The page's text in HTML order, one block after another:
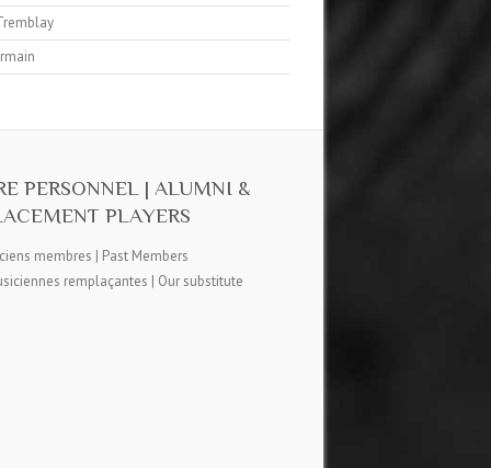
PERSONNEL | ALUMNI &
PLAYERS
membres | Past Members
remplaçantes | Our substitute